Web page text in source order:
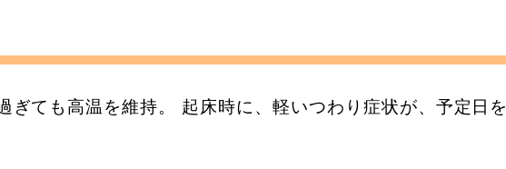
ぎても高温を維持。 起床時に、軽いつわり症状が、予定日を